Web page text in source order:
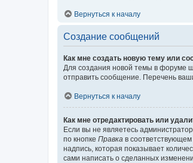
Вернуться к началу
Создание сообщений
Как мне создать новую тему или
Для создания новой темы в форуме
отправить сообщение. Перечень
Вернуться к началу
Как мне отредактировать или
Если вы не являетесь
по кнопке Правка в
надпись, которая показывает
сами написать о сделанных